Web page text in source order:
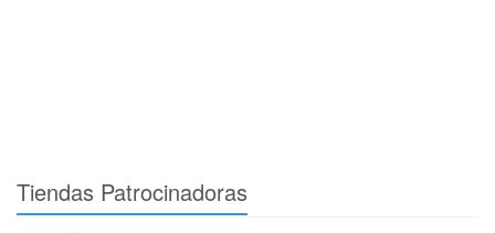
Tiendas Patrocinadoras